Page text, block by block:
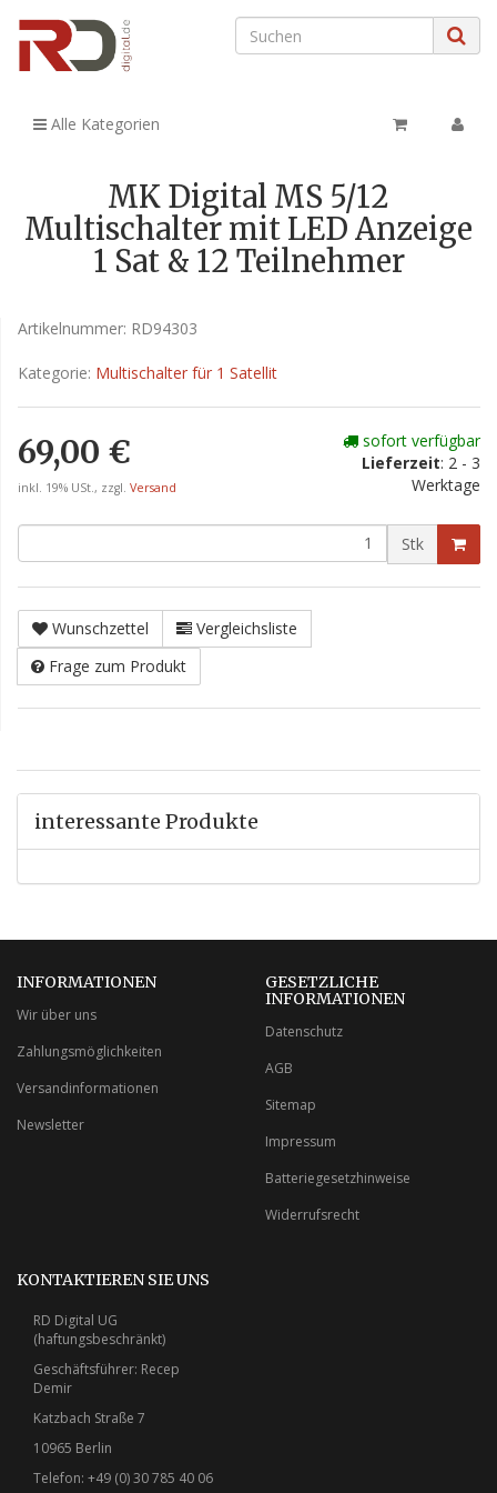
Alle Kategorien
MK Digital MS 5/12
Multischalter mit LED Anzeige
1 Sat & 12 Teilnehmer
Artikelnummer: RD94303
Kategorie: Multischalter für 1 Satellit
69,00 €
inkl. 19% USt., zzgl. Versand
sofort verfügbar
Lieferzeit: 2 - 3
Werktage
Stk
Wunschzettel
Vergleichsliste
Frage zum Produkt
interessante Produkte
INFORMATIONEN
Wir über uns
Zahlungsmöglichkeiten
Versandinformationen
Newsletter
GESETZLICHE
INFORMATIONEN
Datenschutz
AGB
Sitemap
Impressum
Batteriegesetzhinweise
Widerrufsrecht
KONTAKTIEREN SIE UNS
RD Digital UG
(haftungsbeschränkt)
Geschäftsführer: Recep
Demir
Katzbach Straße 7
10965 Berlin
Telefon: +49 (0) 30 785 40 06